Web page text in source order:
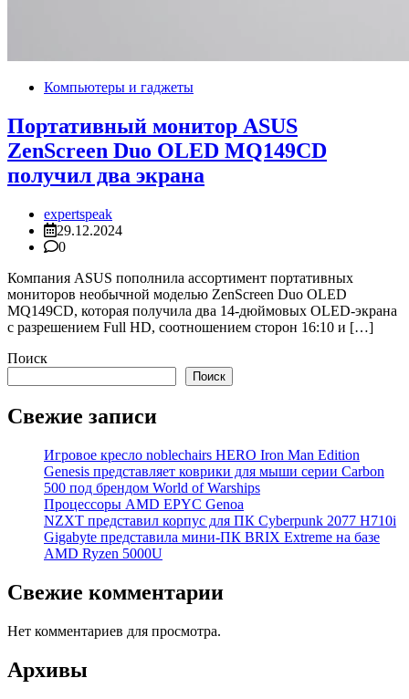
Компьютеры и гаджеты
Портативный монитор ASUS
ZenScreen Duo OLED MQ149CD
получил два экрана
expertspeak
29.12.2024
0
Компания ASUS пополнила ассортимент портативных
мониторов необычной моделью ZenScreen Duo OLED
MQ149CD, которая получила два 14-дюймовых OLED-экрана
с разрешением Full HD, соотношением сторон 16:10 и […]
Поиск
Поиск
Свежие записи
Игровое кресло noblechairs HERO Iron Man Edition
Genesis представляет коврики для мыши серии Carbon
500 под брендом World of Warships
Процессоры AMD EPYC Genoa
NZXT представил корпус для ПК Cyberpunk 2077 H710i
Gigabyte представила мини-ПК BRIX Extreme на базе
AMD Ryzen 5000U
Свежие комментарии
Нет комментариев для просмотра.
Архивы